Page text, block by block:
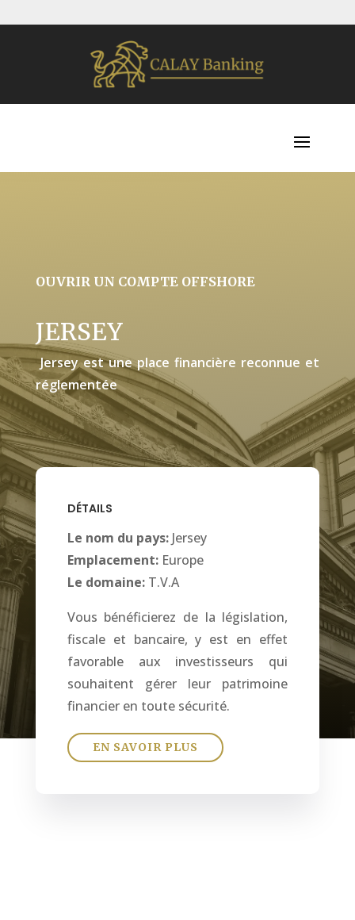
OUVRIR UN COMPTE OFFSHORE
JERSEY
Jersey est une place financière reconnue et
réglementée
DÉTAILS
Le nom du pays:Jersey
Emplacement:Europe
Le domaine:T.V.A
Vous bénéficierez de la législation,
fiscale et bancaire, y est en effet
favorable aux investisseurs qui
souhaitent gérer leur patrimoine
financier en toute sécurité.
EN SAVOIR PLUS